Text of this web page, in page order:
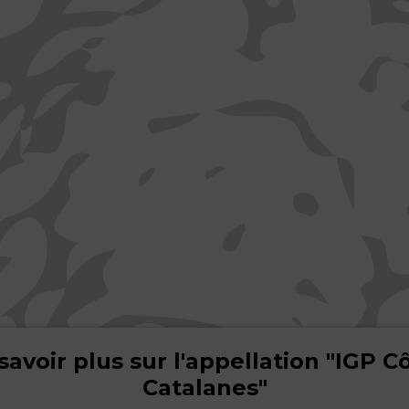
plus sur l'appellation "IGP
Catalanes"